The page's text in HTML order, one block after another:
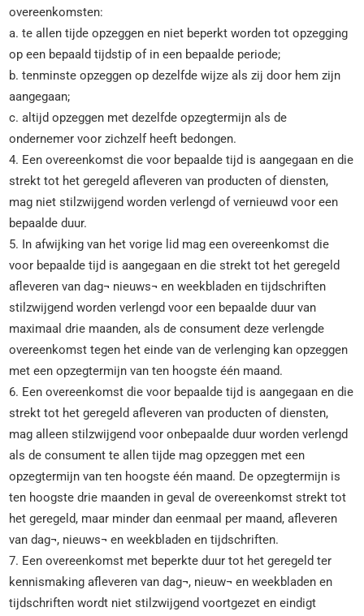
overeenkomsten:
a. te allen tijde opzeggen en niet beperkt worden tot opzegging
op een bepaald tijdstip of in een bepaalde periode;
b. tenminste opzeggen op dezelfde wijze als zij door hem zijn
aangegaan;
c. altijd opzeggen met dezelfde opzegtermijn als de
ondernemer voor zichzelf heeft bedongen.
4. Een overeenkomst die voor bepaalde tijd is aangegaan en die
strekt tot het geregeld afleveren van producten of diensten,
mag niet stilzwijgend worden verlengd of vernieuwd voor een
bepaalde duur.
5. In afwijking van het vorige lid mag een overeenkomst die
voor bepaalde tijd is aangegaan en die strekt tot het geregeld
afleveren van dag¬ nieuws¬ en weekbladen en tijdschriften
stilzwijgend worden verlengd voor een bepaalde duur van
maximaal drie maanden, als de consument deze verlengde
overeenkomst tegen het einde van de verlenging kan opzeggen
met een opzegtermijn van ten hoogste één maand.
6. Een overeenkomst die voor bepaalde tijd is aangegaan en die
strekt tot het geregeld afleveren van producten of diensten,
mag alleen stilzwijgend voor onbepaalde duur worden verlengd
als de consument te allen tijde mag opzeggen met een
opzegtermijn van ten hoogste één maand. De opzegtermijn is
ten hoogste drie maanden in geval de overeenkomst strekt tot
het geregeld, maar minder dan eenmaal per maand, afleveren
van dag¬, nieuws¬ en weekbladen en tijdschriften.
7. Een overeenkomst met beperkte duur tot het geregeld ter
kennismaking afleveren van dag¬, nieuw¬ en weekbladen en
tijdschriften wordt niet stilzwijgend voortgezet en eindigt